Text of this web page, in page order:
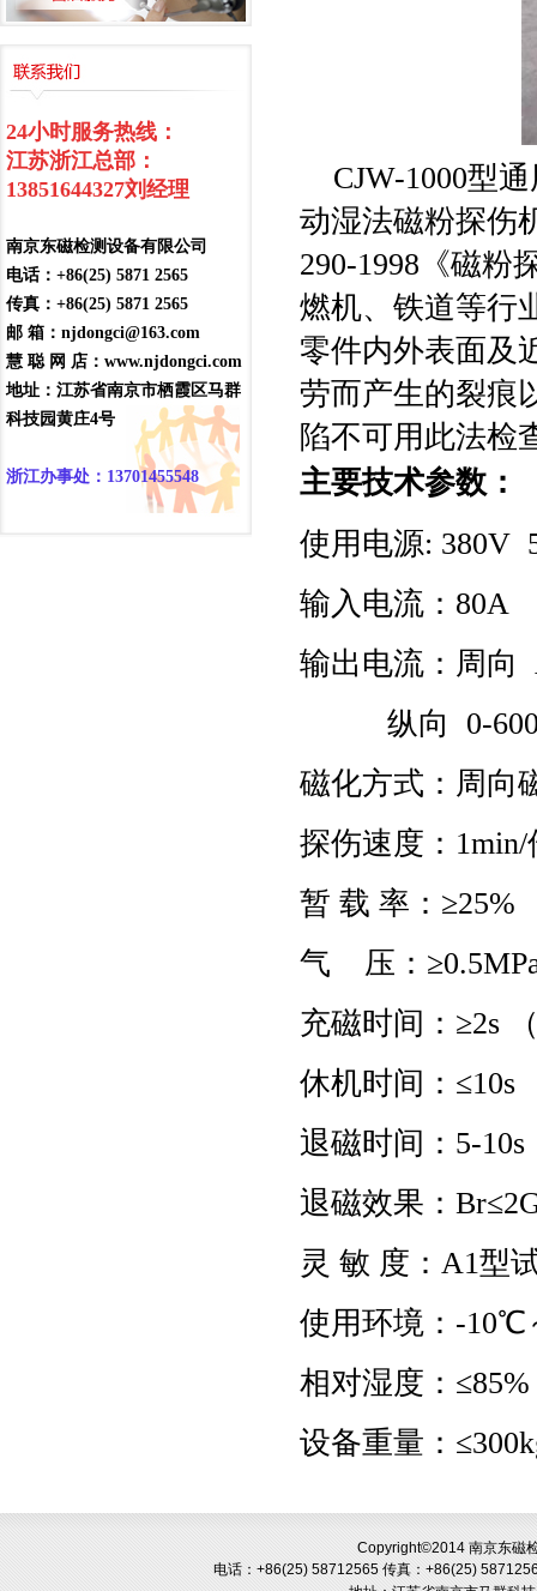
24小时服务热线：
江苏浙江总部：
13851644327刘经理
南京东磁检测设备有限公司
电话：+86(25) 5871 2565
传真：+86(25) 5871 2565
邮 箱：njdongci@163.com
慧 聪 网 店：www.njdongci.com
地址：江苏省南京市栖霞区马群
科技园黄庄4号
浙江办事处：13701455548
CJW-1000型
动湿法磁粉探伤
290-1998《磁粉
燃机、铁道等行
零件内外表面及
劳而产生的裂痕
陷不可用此法检
主要技术参数：
使用电源: 380V
输入电流：80A
输出电流：周向
纵向 0-
磁化方式：周向
探伤速度：
暂 载 率：≥25%
气 压：
充磁时间：≥2s
休机时间：≤10s
退磁时间：5-10s
退磁效果：
灵 敏 度：A1型
使用环境：-
相对湿度：≤85%
设备重量：
Copyright©2014 南京东磁
电话：+86(25) 58712565 传真：+86(25)